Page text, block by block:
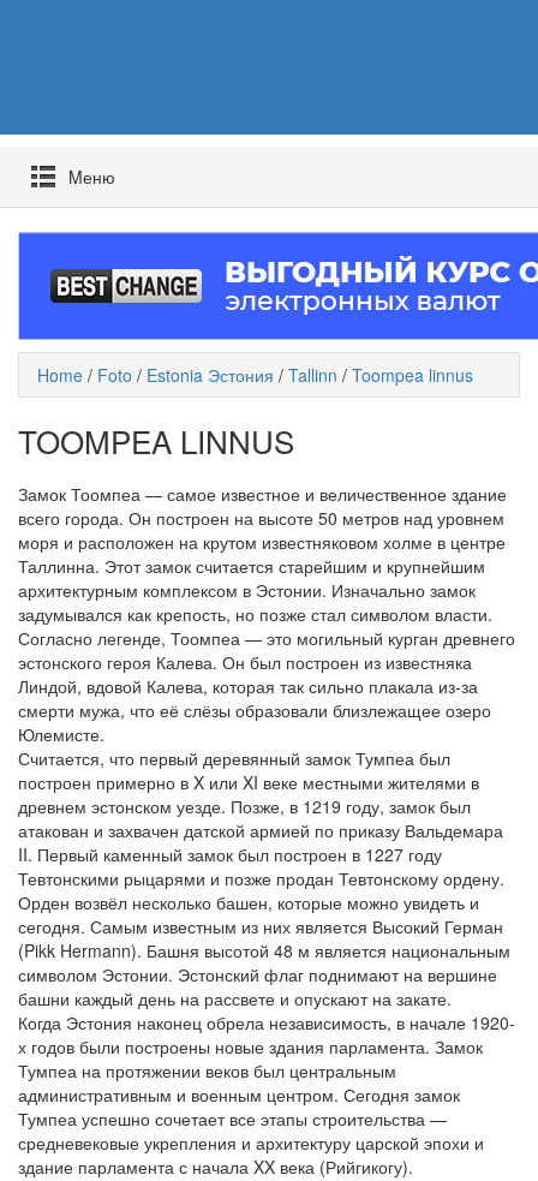
Mеню
Home / Foto / Estonia Эстония / Tallinn / Toompea linnus
TOOMPEA LINNUS
Замок Тоомпеа — самое известное и величественное здание
всего города. Он построен на высоте 50 метров над уровнем
моря и расположен на крутом известняковом холме в центре
Таллинна. Этот замок считается старейшим и крупнейшим
архитектурным комплексом в Эстонии. Изначально замок
задумывался как крепость, но позже стал символом власти.
Согласно легенде, Тоомпеа — это могильный курган древнего
эстонского героя Калева. Он был построен из известняка
Линдой, вдовой Калева, которая так сильно плакала из-за
смерти мужа, что её слёзы образовали близлежащее озеро
Юлемисте.
Считается, что первый деревянный замок Тумпеа был
построен примерно в X или XI веке местными жителями в
древнем эстонском уезде. Позже, в 1219 году, замок был
атакован и захвачен датской армией по приказу Вальдемара
II. Первый каменный замок был построен в 1227 году
Тевтонскими рыцарями и позже продан Тевтонскому ордену.
Орден возвёл несколько башен, которые можно увидеть и
сегодня. Самым известным из них является Высокий Герман
(Pikk Hermann). Башня высотой 48 м является национальным
символом Эстонии. Эстонский флаг поднимают на вершине
башни каждый день на рассвете и опускают на закате.
Когда Эстония наконец обрела независимость, в начале 1920-
х годов были построены новые здания парламента. Замок
Тумпеа на протяжении веков был центральным
административным и военным центром. Сегодня замок
Тумпеа успешно сочетает все этапы строительства —
средневековые укрепления и архитектуру царской эпохи и
здание парламента с начала XX века (Рийгикогу).